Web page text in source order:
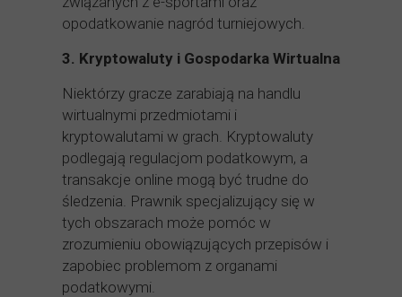
opodatkowanie nagród turniejowych.
3. Kryptowaluty i Gospodarka Wirtualna
Niektórzy gracze zarabiają na handlu
wirtualnymi przedmiotami i
kryptowalutami w grach. Kryptowaluty
podlegają regulacjom podatkowym, a
transakcje online mogą być trudne do
śledzenia. Prawnik specjalizujący się w
tych obszarach może pomóc w
zrozumieniu obowiązujących przepisów i
zapobiec problemom z organami
podatkowymi.